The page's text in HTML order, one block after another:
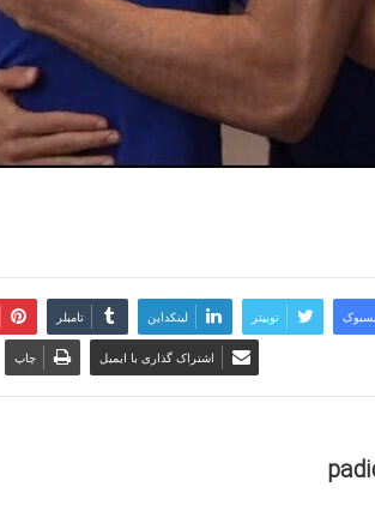
توییتر لینکداین تامبلر
اشتراک گذاری با ایمیل چاپ